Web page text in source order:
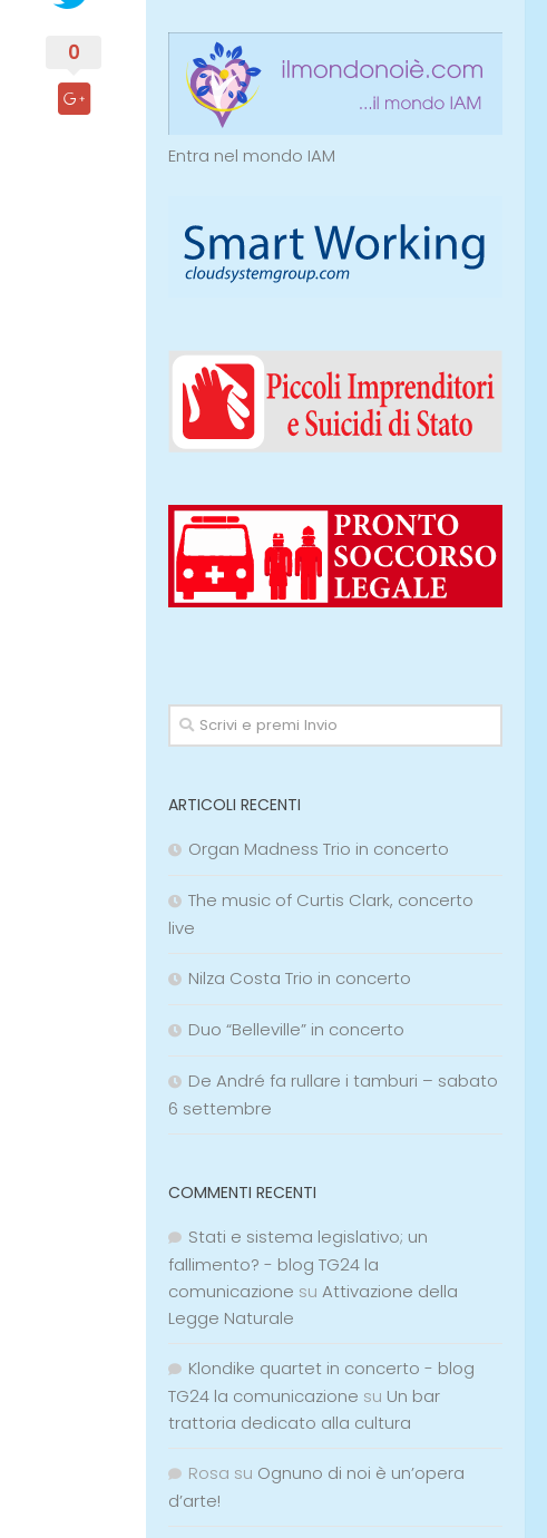
0
Entra nel mondo IAM
ARTICOLI RECENTI
Organ Madness Trio in concerto
The music of Curtis Clark, concerto
live
Nilza Costa Trio in concerto
Duo “Belleville” in concerto
De André fa rullare i tamburi – sabato
6 settembre
COMMENTI RECENTI
Stati e sistema legislativo; un
fallimento? - blog TG24 la
comunicazione su Attivazione della
Legge Naturale
Klondike quartet in concerto - blog
TG24 la comunicazione su Un bar
trattoria dedicato alla cultura
Rosa su Ognuno di noi è un’opera
d’arte!